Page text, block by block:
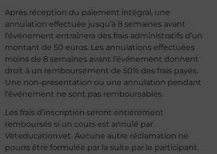
Après réception du paiement intégral, une
annulation effectuée jusqu’à 8 semaines avant
l’événement entraînera des frais administratifs d’un
montant de 50 euros. Les annulations effectuées
moins de 8 semaines avant l’événement donnent
droit à un remboursement de 50% des frais payés.
Une non-présentation ou une annulation pendant
l’événement ne sont pas remboursables.
Les frais d’inscription seront entièrement
remboursés si un cours est annulé par
Veteducation.vet. Aucune autre réclamation ne
pourra être formulée par la suite par le participant.